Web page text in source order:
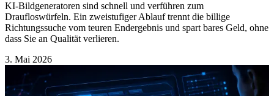
KI-Bildgeneratoren sind schnell und verführen zum
Draufloswürfeln. Ein zweistufiger Ablauf trennt die billige
Richtungssuche vom teuren Endergebnis und spart bares Geld, ohne
dass Sie an Qualität verlieren.
3. Mai 2026